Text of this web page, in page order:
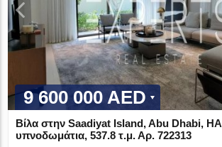
9 600 000 AED
Βίλα στην Saadiyat Island, Abu Dhabi,
υπνοδωμάτια, 537.8 τ.μ. Αρ. 722313